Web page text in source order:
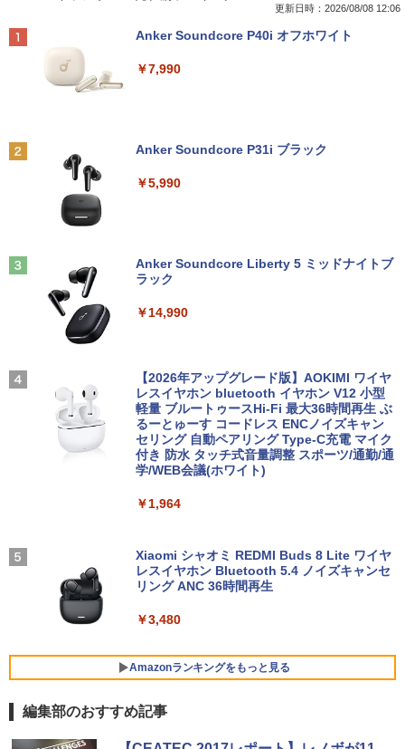
CF-SV9 日本語キーボード
￥4,620
付き 初心者向けノートPC 初期設定済 1
5.6型 インテル高速CPU ランダムで発送
Webカメラ zoom 軽量薄型 無線 型番更
ノートパソコン Dell Latitude 7380 第6
￥13,800
往復送料込！パソコンレンタルハイスペ
ックモデルCore i7/16G/SSD/カメラ付き
ンストール済※この商品はレンタルで
￥14,300
パソコン win11 office付・整備済み品・
メモリ8GB / 高速SSD搭載 / Webカメラ /
ト ・初期設定不要
MI VGA 入力 角度調整可能
￥4,200
（1920x1080） HDMI指定可 ノングレア
EIZO IIYAMA 三菱 富士通 NEC IO-DATA
【中古】
ASUS エイスース 液晶ディスプレイ Ey
ワイド ] ブラック VP227HF
【1,000円クーポン＋ポイント最大31.5%
還元！】ゲーミングモニター 23.8インチ
フルHD(1920×1080) IPS 144Hz 103%sR
GB 1500:1コントラスト比 300cd 高色精
度 低ブルーライト フリッカーフリー Ad
保証 KTC H24B9S
FHD pcモニター フリッカーレス FullHD
Sync ブラック MAXZEN MJM24IC01 M
JM24IC02-F144 マクスゼン マクスゼン
クスプレミアム） [ 椿いづみ ]
￥1,650
￥5,170
￥11,000
聞ける!はじめてずかん1000 英語つき／
小学館辞典編集部
￥5,478
向夏 ]
更新日時：2026/08/08 12:06
Anker Soundcore P40i オフホワイト
￥7,990
Anker Soundcore P31i ブラック
￥5,990
Anker Soundcore Liberty 5 ミッドナイトブ
ラック
￥14,990
【2026年アップグレード版】AOKIMI ワイヤ
レスイヤホン bluetooth イヤホン V12 小型
軽量 ブルートゥースHi-Fi 最大36時間再生 ぶ
るーとゅーす コードレス ENCノイズキャン
セリング 自動ペアリング Type-C充電 マイク
付き 防水 タッチ式音量調整 スポーツ/通勤/通
学/WEB会議(ホワイト)
￥1,964
Xiaomi シャオミ REDMI Buds 8 Lite ワイヤ
レスイヤホン Bluetooth 5.4 ノイズキャンセ
リング ANC 36時間再生
￥3,480
Amazonランキングをもっと見る
BRUCE WAYNE feat. Flo Milli, ATL Jacob
by Amazon 天然水 ラベルレス 500ml ×24本
薬屋のひとりごと 17巻 (デジタル版ビッグガ
編集部のおすすめ記事